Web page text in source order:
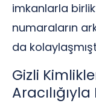
imkanlarla
numaraların
da
Gizli